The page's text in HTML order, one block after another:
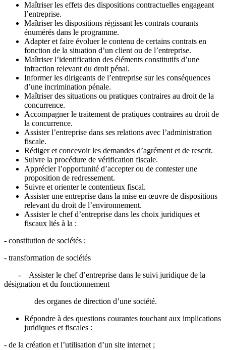
Maîtriser les effets des dispositions contractuelles engageant
l’entreprise.
Maîtriser les dispositions régissant les contrats courants
énumérés dans le programme.
Adapter et faire évoluer le contenu de certains contrats en
fonction de la situation d’un client ou de l’entreprise.
Maîtriser l’identification des éléments constitutifs d’une
infraction relevant du droit pénal.
Informer les dirigeants de l’entreprise sur les conséquences
d’une incrimination pénale.
Maîtriser des situations ou pratiques contraires au droit de la
concurrence.
Accompagner le traitement de pratiques contraires au droit de
la concurrence.
Assister l’entreprise dans ses relations avec l’administration
fiscale.
Rédiger et concevoir les demandes d’agrément et de rescrit.
Suivre la procédure de vérification fiscale.
Apprécier l’opportunité d’accepter ou de contester une
proposition de redressement.
Suivre et orienter le contentieux fiscal.
Assister une entreprise dans la mise en œuvre de dispositions
relevant du droit de l’environnement.
Assister le chef d’entreprise dans les choix juridiques et
fiscaux liés à la :
- constitution de sociétés ;
- transformation de sociétés
- Assister le chef d’entreprise dans le suivi juridique de la
désignation et du fonctionnement
des organes de direction d’une société.
Répondre à des questions courantes touchant aux implications
juridiques et fiscales :
- de la création et l’utilisation d’un site internet ;